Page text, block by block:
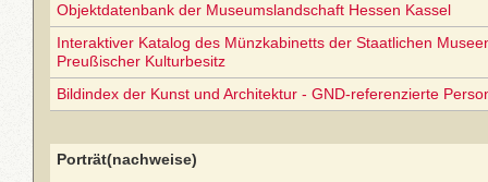
Objektdatenbank der Museumslandschaft Hessen Kassel
Interaktiver Katalog des Münzkabinetts der Staatlichen
Preußischer Kulturbesitz
Bildindex der Kunst und Architektur - GND-referenzierte
Porträt(nachweise)